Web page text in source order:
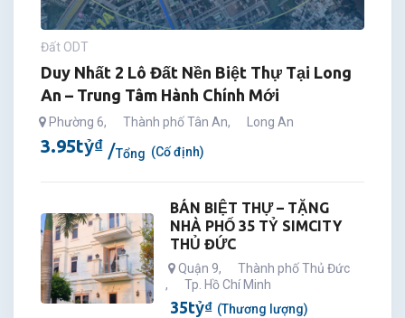
Đất ODT
Duy Nhất 2 Lô Đất Nền Biệt Thự Tại Long
An – Trung Tâm Hành Chính Mới
Phường 6, Thành phố Tân An, Long An
3.95tỷ₫ Tổng (Cố định)
BÁN BIỆT THỰ – TẶNG
NHÀ PHỐ 35 TỶ SIMCITY
THỦ ĐỨC
Quận 9,
Thành phố Thủ Đức
,
Tp. Hồ Chí Minh
35tỷ₫ (Thương lượng)